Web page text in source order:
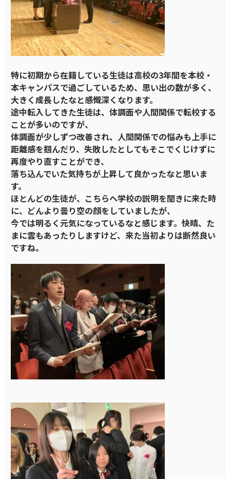
特に初期から在籍している生徒は高校の3年間を本校・
本キャンパスで過ごしているため、思い出の数が多く、
大きく成長したなと感慨深くなります。
途中転入してきた生徒は、体調面や人間関係で転校する
ことが多いのですが、
体調面が少しずつ改善され、人間関係での悩みも上手に
距離感を掴んだり、失敗したとしてもそこでくじけずに
再度やり直すことができ、
落ち込んでいた気持ちが上昇して良かったなと思いま
す。
ほとんどの生徒が、こちらへ学校の説明を聞きに来た時
に、どんより曇り空の顔をしていましたが、
今では明るく元気になっているなと感じます。快晴、た
まに雲もあったりしますけど、来た当初よりは断然良い
ですね。